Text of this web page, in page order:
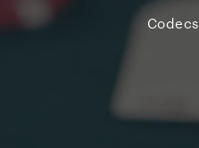
Codecs